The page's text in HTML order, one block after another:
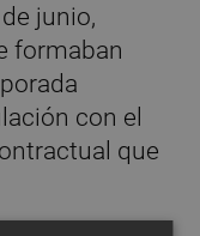
junio,
formaban
con el
que